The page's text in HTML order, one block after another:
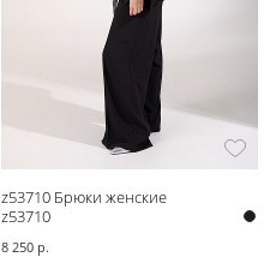
z53710 Брюки женские
z53710
8 250 р.